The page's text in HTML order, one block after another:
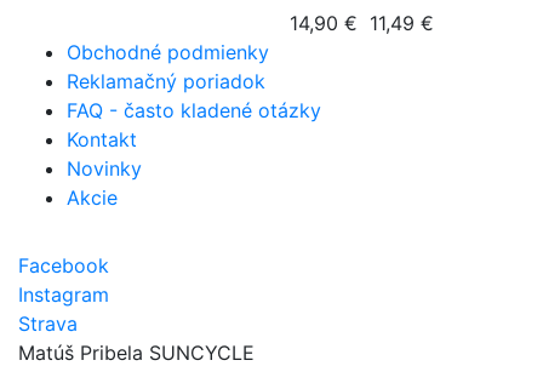
14,90 € 11,49 €
Obchodné podmienky
Reklamačný poriadok
FAQ - často kladené otázky
Kontakt
Novinky
Akcie
Facebook
Instagram
Strava
Matúš Pribela SUNCYCLE